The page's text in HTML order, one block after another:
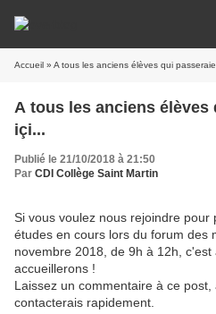
Accueil » A tous les anciens élèves qui
A tous les anciens élèves
içi...
Publié le 21/10/2018 à 21:50
Par CDI Collège Saint Martin
Si vous voulez nous rejoindre
études en cours lors du forum des
novembre 2018, de 9h à 12h,
accueillerons !
Laissez un commentaire à ce
contacterais rapidement.